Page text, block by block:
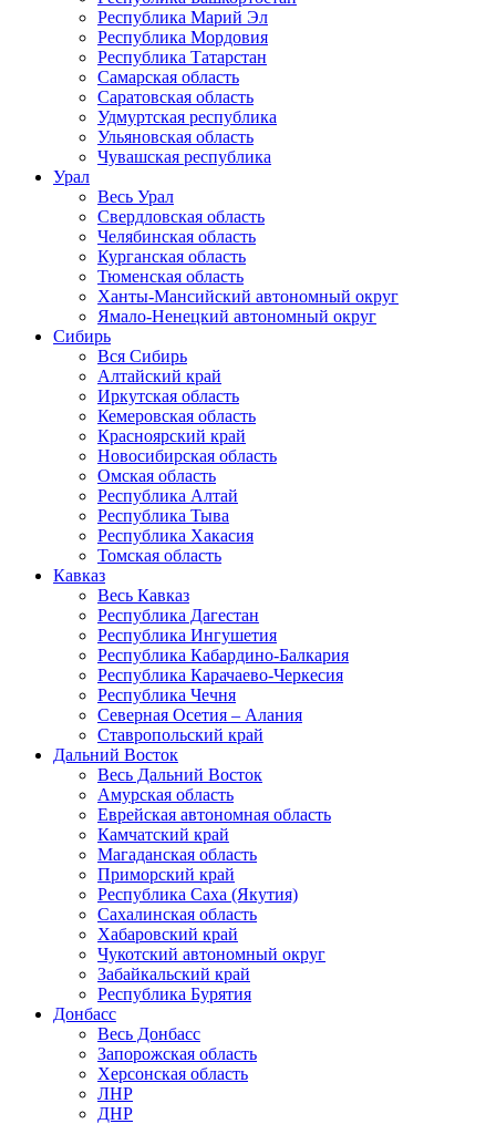
Республика Марий Эл
Республика Мордовия
Республика Татарстан
Самарская область
Саратовская область
Удмуртская республика
Ульяновская область
Чувашская республика
Урал
Весь Урал
Свердловская область
Челябинская область
Курганская область
Тюменская область
Ханты-Мансийский автономный округ
Ямало-Ненецкий автономный округ
Сибирь
Вся Сибирь
Алтайский край
Иркутская область
Кемеровская область
Красноярский край
Новосибирская область
Омская область
Республика Алтай
Республика Тыва
Республика Хакасия
Томская область
Кавказ
Весь Кавказ
Республика Дагестан
Республика Ингушетия
Республика Кабардино-Балкария
Республика Карачаево-Черкесия
Республика Чечня
Северная Осетия – Алания
Ставропольский край
Дальний Восток
Весь Дальний Восток
Амурская область
Еврейская автономная область
Камчатский край
Магаданская область
Приморский край
Республика Саха (Якутия)
Сахалинская область
Хабаровский край
Чукотский автономный округ
Забайкальский край
Республика Бурятия
Донбасс
Весь Донбасс
Запорожская область
Херсонская область
ЛНР
ДНР